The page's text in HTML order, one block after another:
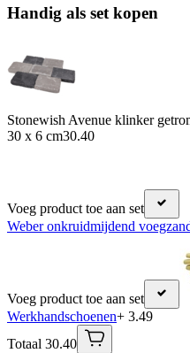
Handig als set kopen
Stonewish Avenue klinker
30 x 6 cm30.40
Voeg product toe aan set
Weber onkruidmijdend
Voeg product toe aan set
Werkhandschoenen+ 3.49
Totaal 30.40